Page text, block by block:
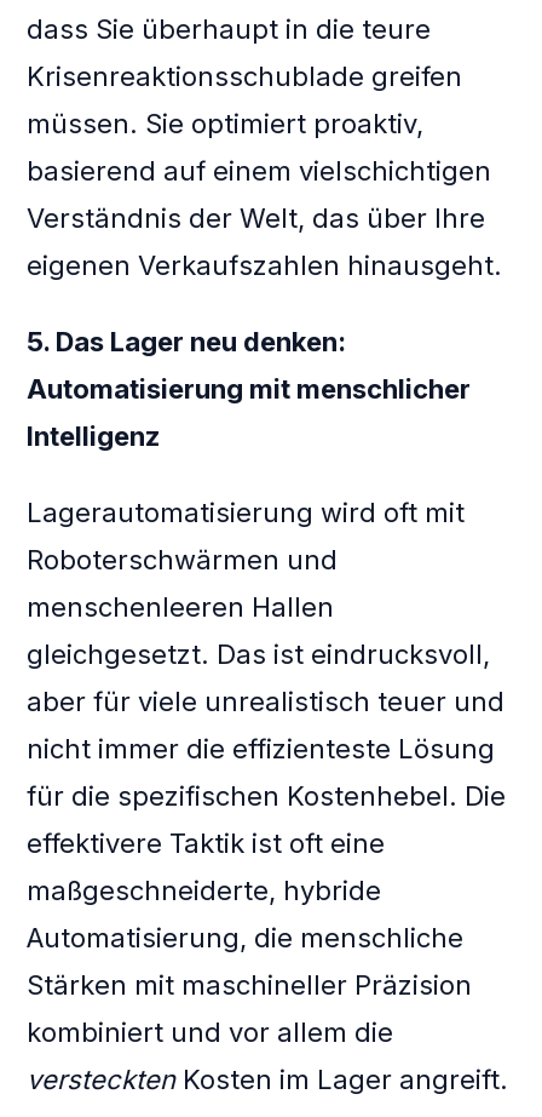
dass Sie überhaupt in die teure
Krisenreaktionsschublade greifen
müssen. Sie optimiert proaktiv,
basierend auf einem vielschichtigen
Verständnis der Welt, das über Ihre
eigenen Verkaufszahlen hinausgeht.
5. Das Lager neu denken:
Automatisierung mit menschlicher
Intelligenz
Lagerautomatisierung wird oft mit
Roboterschwärmen und
menschenleeren Hallen
gleichgesetzt. Das ist eindrucksvoll,
aber für viele unrealistisch teuer und
nicht immer die effizienteste Lösung
für die spezifischen Kostenhebel. Die
effektivere Taktik ist oft eine
maßgeschneiderte, hybride
Automatisierung, die menschliche
Stärken mit maschineller Präzision
kombiniert und vor allem die
verstecktenKosten im Lager angreift.